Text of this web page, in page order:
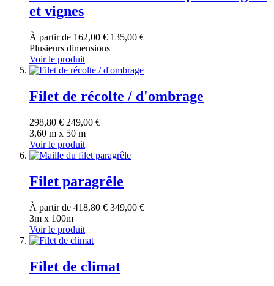
et vignes
À partir de 162,00 € 135,00 €
Plusieurs dimensions
Voir le produit
Filet de récolte / d'ombrage
298,80 € 249,00 €
3,60 m x 50 m
Voir le produit
Filet paragrêle
À partir de 418,80 € 349,00 €
3m x 100m
Voir le produit
Filet de climat